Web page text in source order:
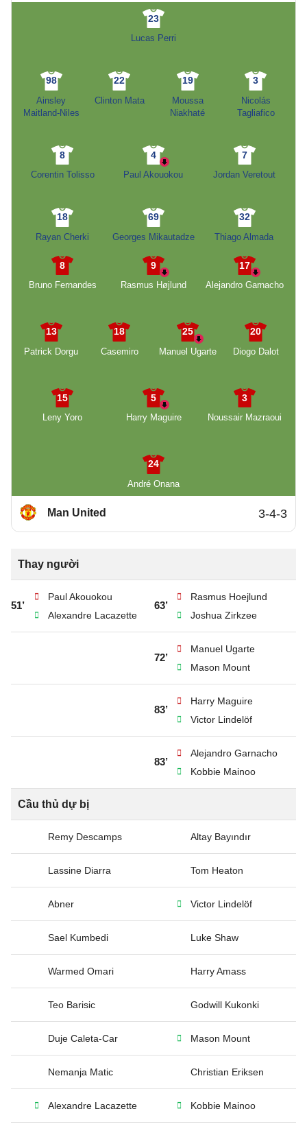
23
Lucas Perri
98
Ainsley
Maitland-Niles
22
Clinton Mata
19
Moussa
Niakhaté
3
Nicolás
Tagliafico
8
Corentin Tolisso
4
Paul Akouokou
7
Jordan Veretout
18
Rayan Cherki
69
Georges Mikautadze
32
Thiago Almada
8
Bruno Fernandes
9
Rasmus Højlund
17
Alejandro Garnacho
13
Patrick Dorgu
18
Casemiro
25
Manuel Ugarte
20
Diogo Dalot
15
Leny Yoro
5
Harry Maguire
3
Noussair Mazraoui
24
André Onana
Man United 3-4-3
Thay người
51’
Paul Akouokou
Alexandre Lacazette
63’
Rasmus Hoejlund
Joshua Zirkzee
72’
Manuel Ugarte
Mason Mount
83’
Harry Maguire
Victor Lindelöf
83’
Alejandro Garnacho
Kobbie Mainoo
Cầu thủ dự bị
Remy Descamps Altay Bayındır
Lassine Diarra Tom Heaton
Abner Victor Lindelöf
Sael Kumbedi Luke Shaw
Warmed Omari Harry Amass
Teo Barisic Godwill Kukonki
Duje Caleta-Car Mason Mount
Nemanja Matic Christian Eriksen
Alexandre Lacazette Kobbie Mainoo